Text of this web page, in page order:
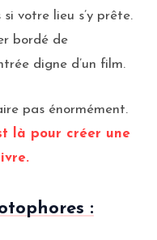
votre lieu s’y prête.
bordé de
digne d’un film.
pas énormément.
là pour créer une
: